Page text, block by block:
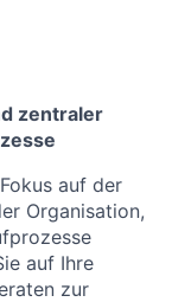
zentraler
auf der
Organisation,
auf Ihre
zur